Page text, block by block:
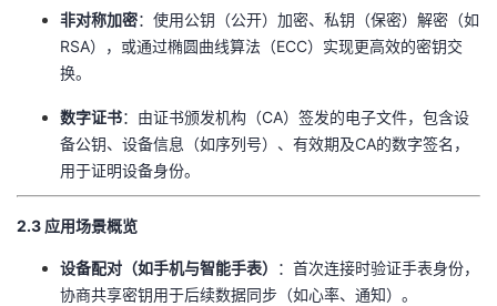
​非对称加密​​：使用公钥（公开）加密、私钥（保密）解密（如
RSA），或通过椭圆曲线算法（ECC）实现更高效的密钥交
换。
​数字证书​​：由证书颁发机构（CA）签发的电子文件，包含设
备公钥、设备信息（如序列号）、有效期及CA的数字签名，
用于证明设备身份。
​2.3 应用场景概览​
​设备配对（如手机与智能手表）​
​：首次连接时验证手表身份，
协商共享密钥用于后续数据同步（如心率、通知）。